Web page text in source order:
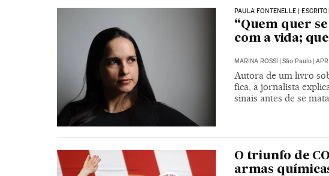
PAULA FONTENELLE |
“Quem quer
com a vida;
MARINA ROSSI | São Paulo |
Autora de um livro
fica, a jornalista
sinais antes de se
O triunfo de
armas